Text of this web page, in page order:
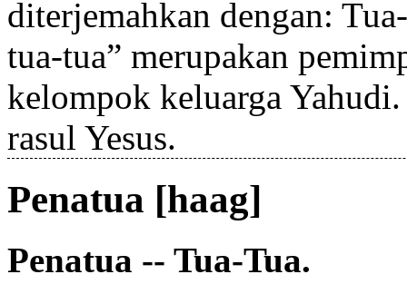
diterjemahkan dengan:
tua-tua” merupakan
kelompok keluarga
rasul Yesus.
Penatua [haag]
Penatua -- Tua-Tua.